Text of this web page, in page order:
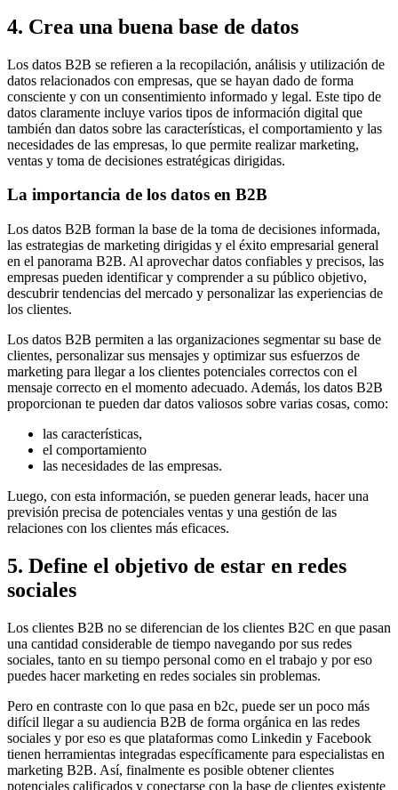
4. Crea una buena base de datos
Los datos B2B se refieren a la recopilación, análisis y utilización de
datos relacionados con empresas, que se hayan dado de forma
consciente y con un consentimiento informado y legal. Este tipo de
datos claramente incluye varios tipos de información digital que
también dan datos sobre las características, el comportamiento y las
necesidades de las empresas, lo que permite realizar marketing,
ventas y toma de decisiones estratégicas dirigidas.
La importancia de los datos en B2B
Los datos B2B forman la base de la toma de decisiones informada,
las estrategias de marketing dirigidas y el éxito empresarial general
en el panorama B2B. Al aprovechar datos confiables y precisos, las
empresas pueden identificar y comprender a su público objetivo,
descubrir tendencias del mercado y personalizar las experiencias de
los clientes.
Los datos B2B permiten a las organizaciones segmentar su base de
clientes, personalizar sus mensajes y optimizar sus esfuerzos de
marketing para llegar a los clientes potenciales correctos con el
mensaje correcto en el momento adecuado. Además, los datos B2B
proporcionan te pueden dar datos valiosos sobre varias cosas, como:
las características,
el comportamiento
las necesidades de las empresas.
Luego, con esta información, se pueden generar leads, hacer una
previsión precisa de potenciales ventas y una gestión de las
relaciones con los clientes más eficaces.
5. Define el objetivo de estar en redes
sociales
Los clientes B2B no se diferencian de los clientes B2C en que pasan
una cantidad considerable de tiempo navegando por sus redes
sociales, tanto en su tiempo personal como en el trabajo y por eso
puedes hacer marketing en redes sociales sin problemas.
Pero en contraste con lo que pasa en b2c, puede ser un poco más
difícil llegar a su audiencia B2B de forma orgánica en las redes
sociales y por eso es que plataformas como Linkedin y Facebook
tienen herramientas integradas específicamente para especialistas en
marketing B2B. Así, finalmente es posible obtener clientes
potenciales calificados y conectarse con la base de clientes existente